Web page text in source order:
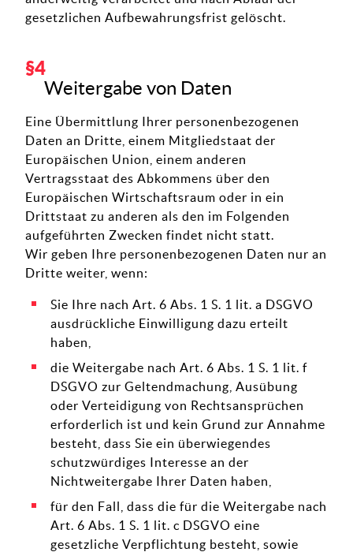
gesetzlichen Aufbewahrungsfrist gelöscht.
Weitergabe von Daten
Eine Übermittlung Ihrer personenbezogenen
Daten an Dritte, einem Mitgliedstaat der
Europäischen Union, einem anderen
Vertragsstaat des Abkommens über den
Europäischen Wirtschaftsraum oder in ein
Drittstaat zu anderen als den im Folgenden
aufgeführten Zwecken findet nicht statt.
Wir geben Ihre personenbezogenen Daten nur an
Dritte weiter, wenn:
Sie Ihre nach Art. 6 Abs. 1 S. 1 lit. a DSGVO
ausdrückliche Einwilligung dazu erteilt
haben,
die Weitergabe nach Art. 6 Abs. 1 S. 1 lit. f
DSGVO zur Geltendmachung, Ausübung
oder Verteidigung von Rechtsansprüchen
erforderlich ist und kein Grund zur Annahme
besteht, dass Sie ein überwiegendes
schutzwürdiges Interesse an der
Nichtweitergabe Ihrer Daten haben,
für den Fall, dass die für die Weitergabe nach
Art. 6 Abs. 1 S. 1 lit. c DSGVO eine
gesetzliche Verpflichtung besteht, sowie